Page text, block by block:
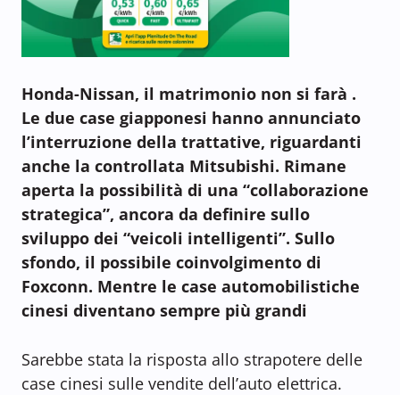
Honda-Nissan, il matrimonio non si farà .
Le due case giapponesi hanno annunciato
l’interruzione della trattative, riguardanti
anche la controllata Mitsubishi. Rimane
aperta la possibilità di una “collaborazione
strategica”, ancora da definire sullo
sviluppo dei “veicoli intelligenti”. Sullo
sfondo, il possibile coinvolgimento di
Foxconn. Mentre le case automobilistiche
cinesi diventano sempre più grandi
Sarebbe stata la risposta allo strapotere delle
case cinesi sulle vendite dell’auto elettrica.